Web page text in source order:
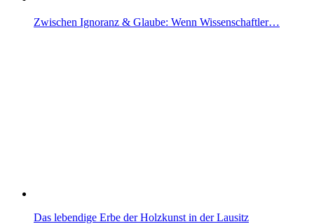
Zwischen Ignoranz & Glaube: Wenn Wissenschaftler…
Das lebendige Erbe der Holzkunst in der Lausitz